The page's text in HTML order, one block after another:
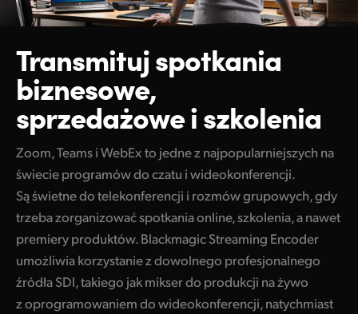
Transmitujspotkania
biznesowe,
sprzedażowe i szkolenia
Zoom, Teams i WebEx to jedne z najpopularniejszych na
świecie programów do czatu i wideokonferencji.
Są świetne do telekonferencji i rozmów grupowych, gdy
trzeba zorganizować spotkania online, szkolenia, a nawet
premiery produktów. Blackmagic Streaming Encoder
umożliwia korzystanie z dowolnego profesjonalnego
źródła SDI, takiego jak mikser do produkcji na żywo
z oprogramowaniem do wideokonferencji, natychmiast